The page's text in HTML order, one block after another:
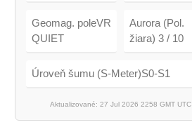
Geomag. poleVR
QUIET
Aurora (Pol.
žiara) 3 / 10
Úroveň šumu (S-Meter)S0-S1
Aktualizované: 27 Jul 2026 2258 GMT UTC